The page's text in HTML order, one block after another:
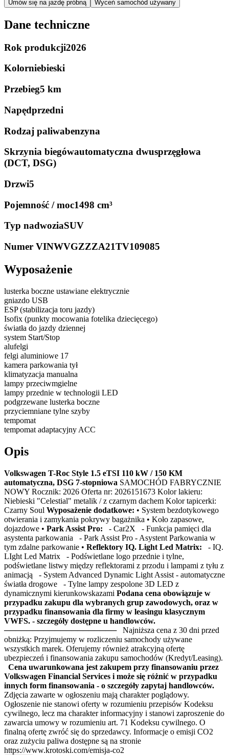
Umów się na jazdę próbną Wyceń samochód używany
Dane techniczne
Rok produkcji2026
Kolorniebieski
Przebieg5 km
Napędprzedni
Rodzaj paliwabenzyna
Skrzynia biegówautomatyczna dwusprzęgłowa
(DCT, DSG)
Drzwi5
Pojemność / moc1498 cm³
Typ nadwoziaSUV
Numer VINWVGZZZA21TV109085
Wyposażenie
lusterka boczne ustawiane elektrycznie
gniazdo USB
ESP (stabilizacja toru jazdy)
Isofix (punkty mocowania fotelika dziecięcego)
światła do jazdy dziennej
system Start/Stop
alufelgi
felgi aluminiowe 17
kamera parkowania tył
klimatyzacja manualna
lampy przeciwmgielne
lampy przednie w technologii LED
podgrzewane lusterka boczne
przyciemniane tylne szyby
tempomat
tempomat adaptacyjny ACC
Opis
Volkswagen T-Roc Style 1.5 eTSI 110 kW / 150 KM
automatyczna, DSG 7-stopniowa SAMOCHÓD FABRYCZNIE
NOWY Rocznik: 2026 Oferta nr: 2026151673 Kolor lakieru:
Niebieski "Celestial" metalik / z czarnym dachem Kolor tapicerki:
Czarny Soul Wyposażenie dodatkowe: • System bezdotykowego
otwierania i zamykania pokrywy bagażnika • Koło zapasowe,
dojazdowe • Park Assist Pro: - Car2X - Funkcja pamięci dla
asystenta parkowania - Park Assist Pro - Asystent Parkowania w
tym zdalne parkowanie • Reflektory IQ. Light Led Matrix: - IQ.
LIght Led Matrix - Podświetlane logo przednie i tylne,
podświetlane listwy między reflektorami z przodu i lampami z tyłu z
animacją - System Advanced Dynamic Light Assist - automatyczne
światła drogowe - Tylne lampy zespolone 3D LED z
dynamicznymi kierunkowskazami Podana cena obowiązuje w
przypadku zakupu dla wybranych grup zawodowych, oraz w
przypadku finansowania dla firmy w leasingu klasycznym
VWFS. - szczegóły dostępne u handlowców.
──────────────────── Najniższa cena z 30 dni przed
obniżką: Przyjmujemy w rozliczeniu samochody używane
wszystkich marek. Oferujemy również atrakcyjną ofertę
ubezpieczeń i finansowania zakupu samochodów (Kredyt/Leasing).
Cena uwarunkowana jest zakupem przy finansowaniu przez
Volkswagen Financial Services i może się różnić w przypadku
innych form finansowania - o szczegóły zapytaj handlowców.
Zdjęcia zawarte w ogłoszeniu mają charakter poglądowy.
Ogłoszenie nie stanowi oferty w rozumieniu przepisów Kodeksu
cywilnego, lecz ma charakter informacyjny i stanowi zaproszenie do
zawarcia umowy w rozumieniu art. 71 Kodeksu cywilnego. O
finalną ofertę zwróć się do sprzedawcy. Informacje o emisji CO2
oraz zużyciu paliwa dostępne są na stronie
https://www.krotoski.com/emisja-co2